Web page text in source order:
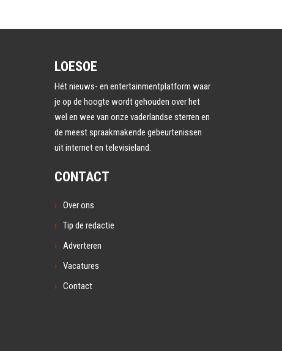
LOESOE
Hét nieuws- en entertainmentplatform waar
je op de hoogte wordt gehouden over het
wel en wee van onze vaderlandse sterren en
de meest spraakmakende gebeurtenissen
uit internet en televisieland.
CONTACT
Over ons
Tip de redactie
Adverteren
Vacatures
Contact